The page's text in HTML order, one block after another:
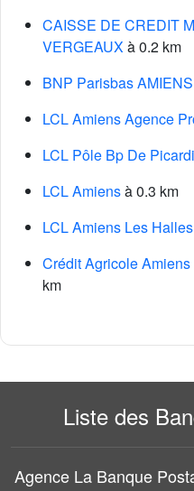
CAISSE DE CREDIT
VERGEAUXà 0.2 km
BNP Parisbas
LCL Amiens Agence
LCL Pôle Bp De
LCL Amiensà 0.3 km
LCL Amiens Les Halles
Crédit Agricole
km
Liste des
Agence La Banque